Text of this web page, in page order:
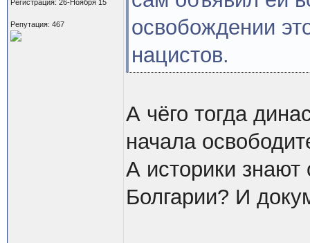
Регистрация: 26-Ноября 15
Репутация: 467
освобождении
нацистов.
А чёго тогда
начала
А историки
Болгарии? И